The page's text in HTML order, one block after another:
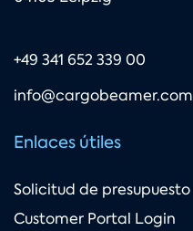
+49 341 652 339 00
info@cargobeamer.com
Enlaces útiles
Solicitud de presupuesto
Customer Portal Login